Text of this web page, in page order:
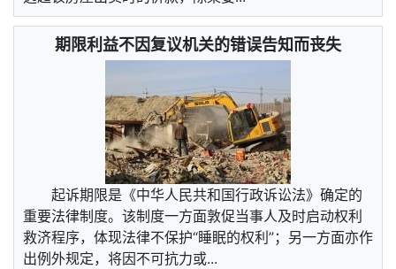
期限利益不因复议机关的错误告知而丧失
起诉期限是《中华人民共和国行政诉讼法》确定的
重要法律制度。该制度一方面敦促当事人及时启动权利
救济程序，体现法律不保护“睡眠的权利”；另一方面亦作
出例外规定，将因不可抗力或...